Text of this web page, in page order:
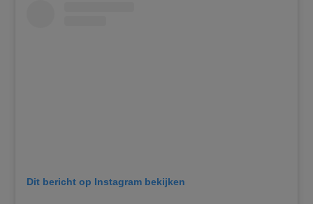
Dit bericht op Instagram bekijken